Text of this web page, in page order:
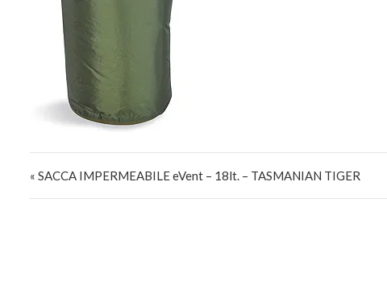
Navigazione articoli
« SACCA IMPERMEABILE eVent – 18lt. – TASMANIAN TIGER